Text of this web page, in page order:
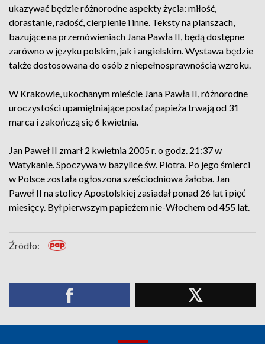
ukazywać będzie różnorodne aspekty życia: miłość,
dorastanie, radość, cierpienie i inne. Teksty na planszach,
bazujące na przemówieniach Jana Pawła II, będą dostępne
zarówno w języku polskim, jak i angielskim. Wystawa będzie
także dostosowana do osób z niepełnosprawnością wzroku.
W Krakowie, ukochanym mieście Jana Pawła II, różnorodne
uroczystości upamiętniające postać papieża trwają od 31
marca i zakończą się 6 kwietnia.
Jan Paweł II zmarł 2 kwietnia 2005 r. o godz. 21:37 w
Watykanie. Spoczywa w bazylice św. Piotra. Po jego śmierci
w Polsce została ogłoszona sześciodniowa żałoba. Jan
Paweł II na stolicy Apostolskiej zasiadał ponad 26 lat i pięć
miesięcy. Był pierwszym papieżem nie-Włochem od 455 lat.
Źródło: